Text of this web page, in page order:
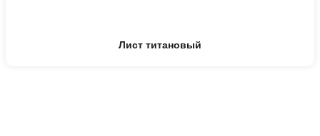
Лист титановый